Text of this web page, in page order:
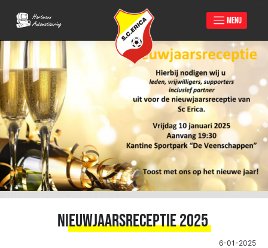
Skip
content
MENU
Nieuwjaarsreceptie 2025
6-01-2025